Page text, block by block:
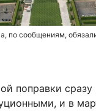
по сообщениям,
поправки сразу
и в